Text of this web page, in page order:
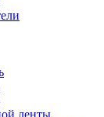
ленты